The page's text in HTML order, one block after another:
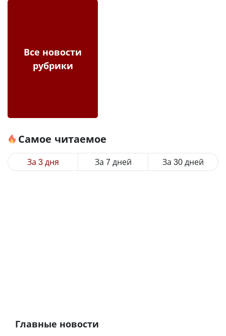
Все новости
рубрики
Самое читаемое
За 3 дня За 7 дней За 30 дней
Главные новости